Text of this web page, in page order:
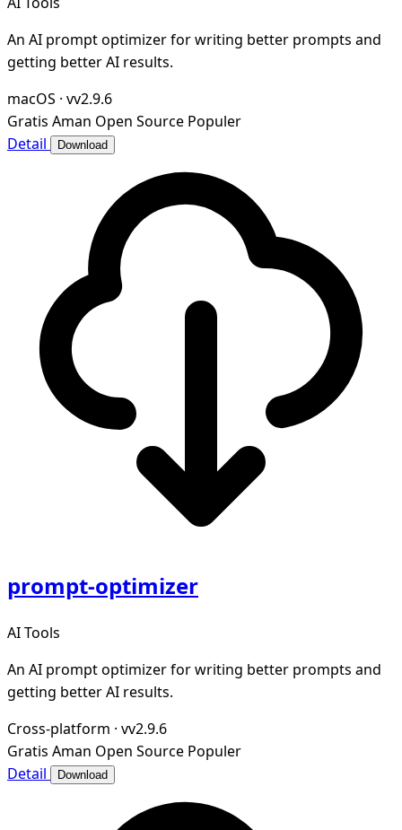
An AI prompt optimizer for writing better prompts and
getting better AI results.
macOS · vv2.9.6
Gratis Aman Open Source Populer
Detail
Download
prompt-optimizer
AI Tools
An AI prompt optimizer for writing better prompts and
getting better AI results.
Cross-platform · vv2.9.6
Gratis Aman Open Source Populer
Detail
Download